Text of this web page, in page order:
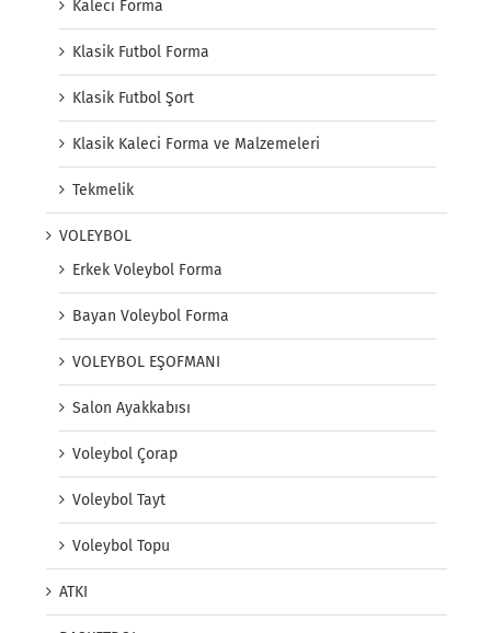
Kaleci Forma
Klasik Futbol Forma
Klasik Futbol Şort
Klasik Kaleci Forma ve Malzemeleri
Tekmelik
VOLEYBOL
Erkek Voleybol Forma
Bayan Voleybol Forma
VOLEYBOL EŞOFMANI
Salon Ayakkabısı
Voleybol Çorap
Voleybol Tayt
Voleybol Topu
ATKI